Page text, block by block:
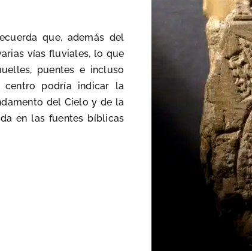
que, además del
vías fluviales, lo que
puentes e incluso
podría indicar la
del Cielo y de la
en las fuentes bíblicas